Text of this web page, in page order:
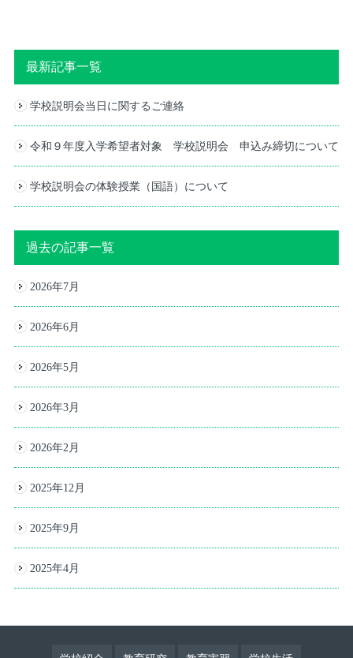
最新記事一覧
学校説明会当日に関するご連絡
令和９年度入学希望者対象 学校説明会 申込み締切について
学校説明会の体験授業（国語）について
過去の記事一覧
2026年7月
2026年6月
2026年5月
2026年3月
2026年2月
2025年12月
2025年9月
2025年4月